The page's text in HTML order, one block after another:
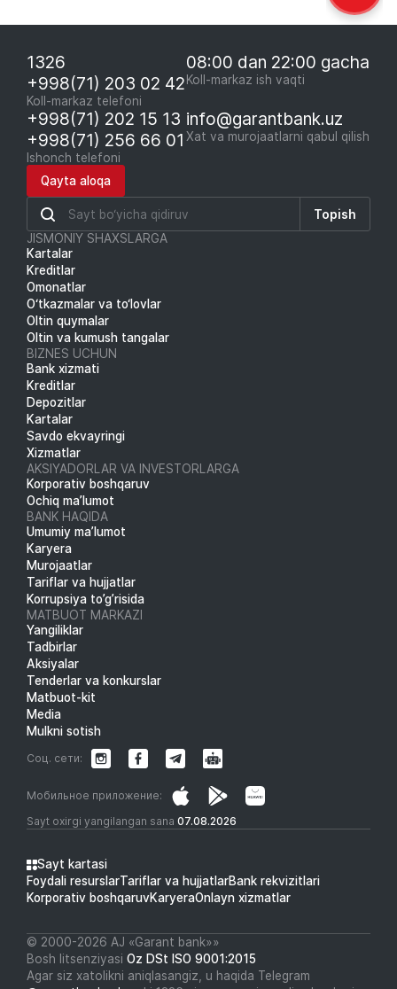
1326
+998(71) 203 02 42
Koll-markaz telefoni
08:00 dan 22:00 gacha
Koll-markaz ish vaqti
+998(71) 202 15 13
+998(71) 256 66 01
Ishonch telefoni
info@garantbank.uz
Xat va murojaatlarni qabul qilish
Qayta aloqa
Topish
JISMONIY SHAXSLARGA
Kartalar
Kreditlar
Omonatlar
O‘tkazmalar va to‘lovlar
Oltin quymalar
Oltin va kumush tangalar
BIZNES UCHUN
Bank xizmati
Kreditlar
Depozitlar
Kartalar
Savdo ekvayringi
Xizmatlar
AKSIYADORLAR VA INVESTORLARGA
Korporativ boshqaruv
Ochiq ma’lumot
BANK HAQIDA
Umumiy ma’lumot
Karyera
Murojaatlar
Tariflar va hujjatlar
Korrupsiya to’g’risida
MATBUOT MARKAZI
Yangiliklar
Tadbirlar
Aksiyalar
Tenderlar va konkurslar
Matbuot-kit
Media
Mulkni sotish
Sayt oxirgi yangilangan sana 07.08.2026
Мобильное приложение:
Соц. сети:
Sayt kartasi
Foydali resurslarTariflar va hujjatlarBank rekvizitlari
Korporativ boshqaruvKaryeraOnlayn xizmatlar
© 2000-2026 АJ «Garant bank»»
Bosh litsenziyasi Oz DSt ISO 9001:2015
Agar siz xatolikni aniqlasangiz, u haqida Telegram